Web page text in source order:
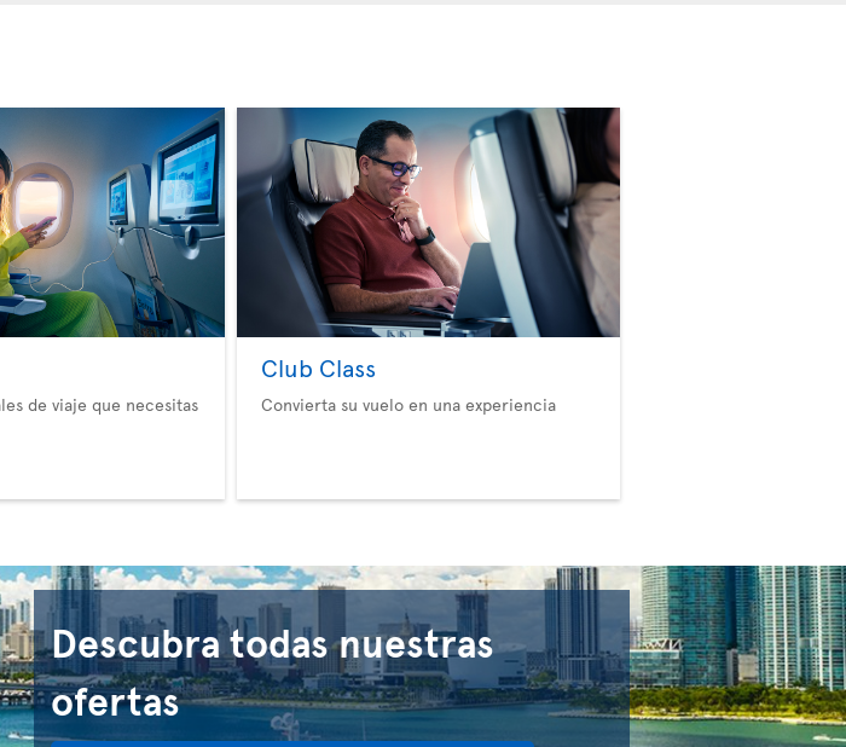
de viaje que necesitas
Club Class
Convierta su vuelo en una experiencia
Descubra todas nuestras
ofertas